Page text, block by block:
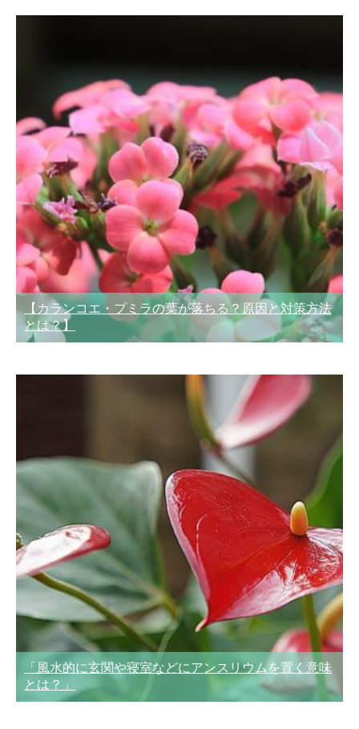
【カランコエ・プミラの葉が落ちる？原因と対策方法
とは？】
「風水的に玄関や寝室などにアンスリウムを置く意味
とは？」